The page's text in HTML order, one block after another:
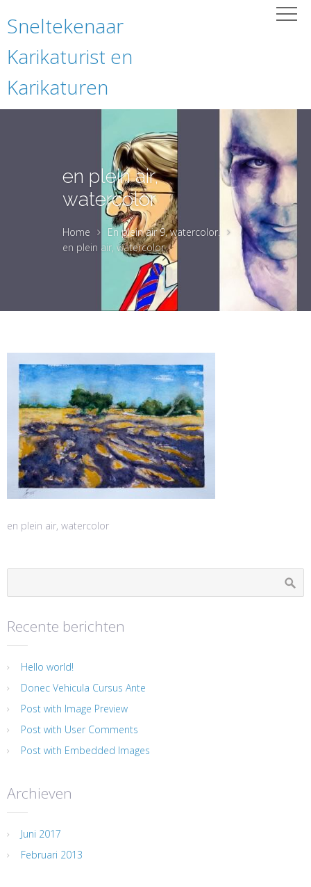
Sneltekenaar
Karikaturist en
Karikaturen
en plein air,
watercolor
Home
En plein air 9, watercolor.
en plein air, watercolor
en plein air, watercolor
Recente berichten
Hello world!
Donec Vehicula Cursus Ante
Post with Image Preview
Post with User Comments
Post with Embedded Images
Archieven
Juni 2017
Februari 2013